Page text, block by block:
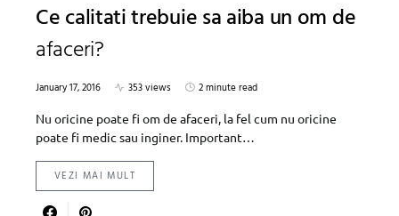
Ce calitati trebuie sa aiba un om de
afaceri?
January 17, 2016 353 views
2 minute read
Nu oricine poate fi om de afaceri, la fel cum nu oricine
poate fi medic sau inginer. Important…
VEZI MAI MULT